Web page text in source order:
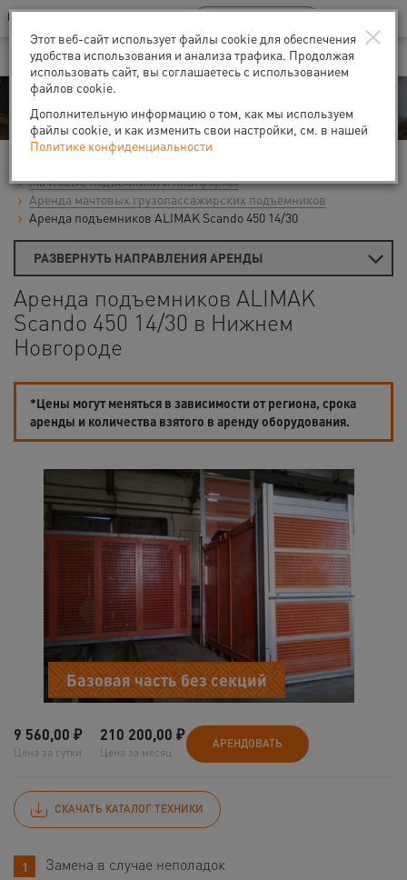
Ваш город:Нижний Новгород
В Вашем регионе нет наших офисов RU EN
Аренда
Мачтовые подъемники и платформы
Аренда мачтовых грузопассажирских подъемников
Аренда подъемников ALIMAK Scando 450 14/30
РАЗВЕРНУТЬ НАПРАВЛЕНИЯ АРЕНДЫ
Аренда подъемников ALIMAK
Scando 450 14/30 в Нижнем
Новгороде
*Цены могут меняться в зависимости от региона, срока
аренды и количества взятого в аренду оборудования.
Базовая часть без секций
9 560,00 ₽
Цена за сутки
210 200,00 ₽
Цена за месяц
АРЕНДОВАТЬ
СКАЧАТЬ КАТАЛОГ ТЕХНИКИ
Замена в случае неполадок
×
Этот веб-сайт использует файлы cookie для обеспечения
удобства использования и анализа трафика. Продолжая
использовать сайт, вы соглашаетесь с использованием
файлов cookie.
Дополнительную информацию о том, как мы используем
файлы cookie, и как изменить свои настройки, см. в нашей
Политике конфиденциальности